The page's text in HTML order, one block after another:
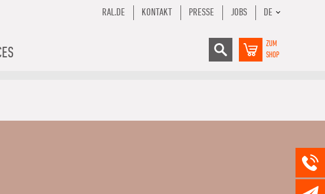
RAL.DE KONTAKT PRESSE JOBS DE
ZUM
SHOP